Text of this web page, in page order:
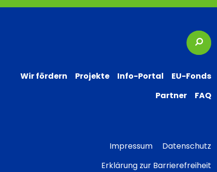
Wir fördern Projekte Info-Portal
EU-Fonds
Partner
FAQ
Impressum
Datenschutz
Erklärung zur Barrierefreiheit